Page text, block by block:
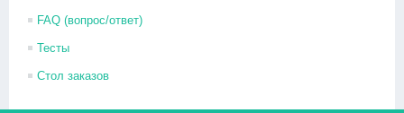
FAQ (вопрос/ответ)
Тесты
Стол заказов